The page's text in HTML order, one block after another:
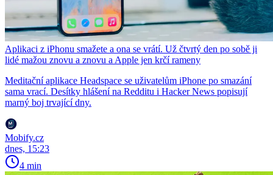
Aplikaci z iPhonu smažete a ona se vrátí. Už čtvrtý den po sobě ji
lidé mažou znovu a znovu a Apple jen krčí rameny
Meditační aplikace Headspace se uživatelům iPhone po smazání
sama vrací. Desítky hlášení na Redditu i Hacker News popisují
marný boj trvající dny.
Mobify.cz
dnes, 15:23
4 min